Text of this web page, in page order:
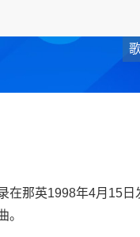
在那英1998年4月15日
。